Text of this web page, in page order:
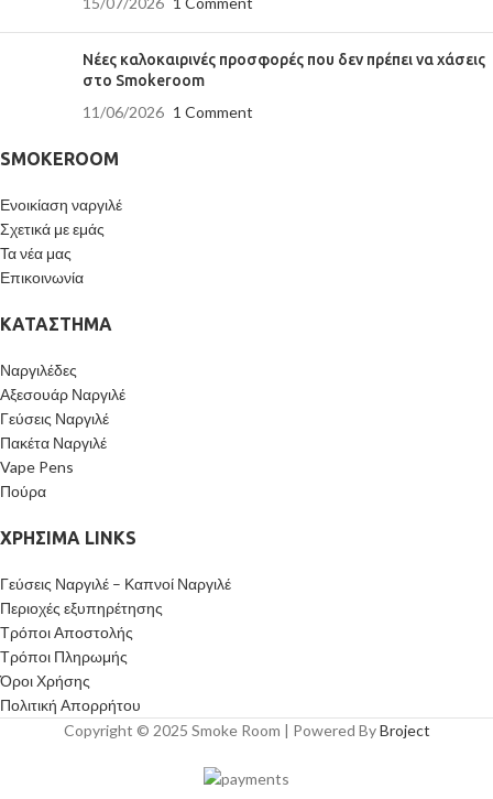
Νέες καλοκαιρινές προσφορές που δεν πρέπει να χάσεις
στο Smokeroom
11/06/2026 1 Comment
SMOKEROOM
Ενοικίαση ναργιλέ
Σχετικά με εμάς
Τα νέα μας
Επικοινωνία
ΚΑΤΆΣΤΗΜΑ
Ναργιλέδες
Αξεσουάρ Ναργιλέ
Γεύσεις Ναργιλέ
Πακέτα Ναργιλέ
Vape Pens
Πούρα
ΧΡΉΣΙΜΑ LINKS
Γεύσεις Ναργιλέ – Καπνοί Ναργιλέ
Περιοχές εξυπηρέτησης
Τρόποι Αποστολής
Τρόποι Πληρωμής
Όροι Χρήσης
Πολιτική Απορρήτου
Copyright © 2025 Smoke Room | Powered ByBroject